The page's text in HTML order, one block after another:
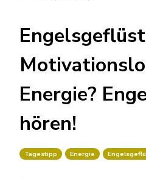
Energie?
hören!
Tagestipp Energie